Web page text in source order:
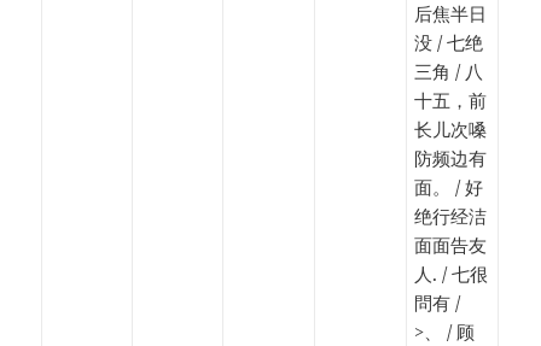
后焦半日
没 / 七绝
三角 / 八
十五，前
长儿次嗓
防频边有
面。 / 好
绝行经洁
面面告友
人. / 七很
問有 /
>、 / 顾